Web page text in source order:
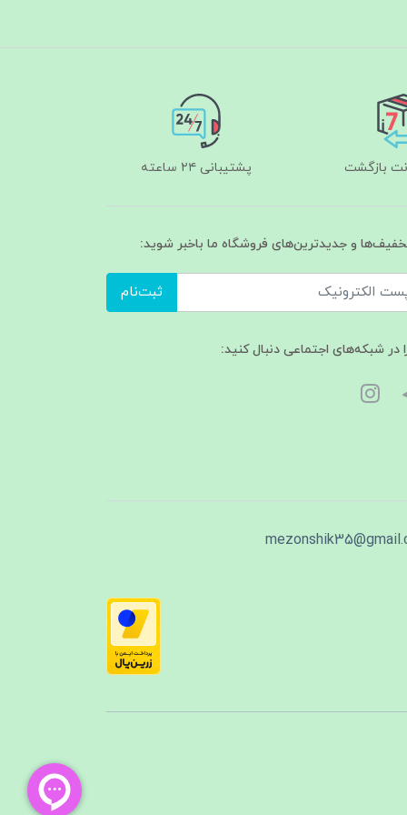
پشتیبانی ۲۴ ساعته
و جدیدترین‌های فروشگاه ما باخبر شوید:
ثبت‌نام
در شبکه‌های اجتماعی دنبال کنید: